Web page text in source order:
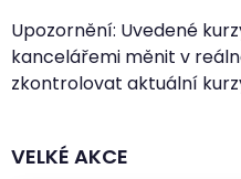
Upozornění: Uvedené
kancelářemi měnit v
zkontrolovat aktuální
VELKÉ AKCE